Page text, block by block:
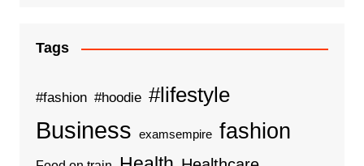
Tags
#fashion #hoodie #lifestyle
Business examsempire fashion